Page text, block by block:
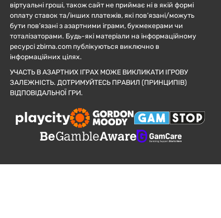
віртуальні гроші, також сайт не приймає ні в якій формі
оплату ставок та/інших платежів, які пов’язані/можуть
бути пов’язані з азартними іграми, букмекерами чи
тоталізаторами. Будь-які матеріали на інформаційному
ресурсі zbirna.com публікуються виключно в
інформаційних цілях.
УЧАСТЬ В АЗАРТНИХ ІГРАХ МОЖЕ ВИКЛИКАТИ ІГРОВУ
ЗАЛЕЖНІСТЬ. ДОТРИМУЙТЕСЬ ПРАВИЛ (ПРИНЦИПІВ)
ВІДПОВІДАЛЬНОЇ ГРИ.